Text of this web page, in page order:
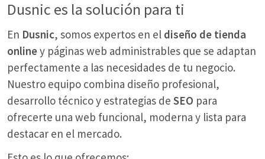
Dusnic es la solución para ti
En Dusnic, somos expertos en el diseño de tienda
onliney páginas web administrables que se adaptan
perfectamente a las necesidades de tu negocio.
Nuestro equipo combina diseño profesional,
desarrollo técnico y estrategias de SEO para
ofrecerte una web funcional, moderna y lista para
destacar en el mercado.